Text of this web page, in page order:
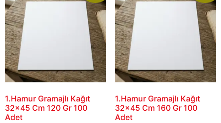
1.Hamur Gramajlı Kağıt
32×45 Cm 120 Gr 100
Adet
1.Hamur Gramajlı Kağıt
32×45 Cm 160 Gr 100
Adet